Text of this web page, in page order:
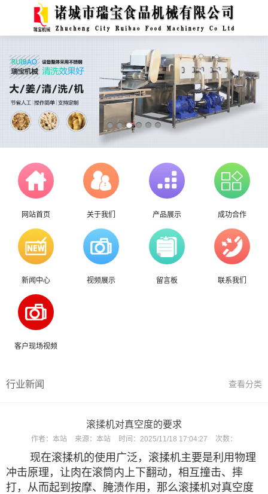
网站首页 关于我们 产品展示 成功合作
新闻中心 视频展示 留言板 联系我们
客户现场视频
行业新闻 查看分类
滚揉机对真空度的要求
作者： 本站 来源： 本站 时间： 2025/11/18 17:04:27 次数：
现在滚揉机的使用广泛，滚揉机主要是利用物理
冲击原理，让肉在滚筒内上下翻动，相互撞击、摔
打，从而起到按摩、腌渍作用，那么滚揉机对真空度